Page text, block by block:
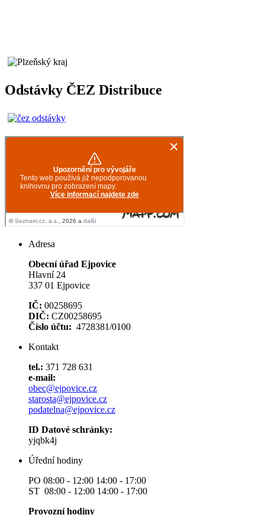
Odstávky ČEZ Distribuce
Adresa
Obecní úřad Ejpovice
Hlavní 24
337 01 Ejpovice
IČ: 00258695
DIČ: CZ00258695
Číslo účtu: 4728381/0100
Kontakt
tel.: 371 728 631
e-mail:
obec@ejpovice.cz
starosta@ejpovice.cz
podatelna@ejpovice.cz
ID Datové schránky:
yjqbk4j
Úřední hodiny
PO 08:00 - 12:00 14:00 - 17:00
ST 08:00 - 12:00 14:00 - 17:00
Provozní hodiny